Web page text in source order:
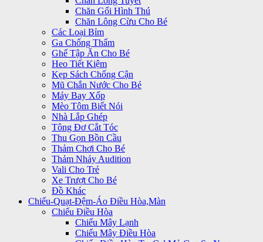
Chăn Gối Hình Thú
Chăn Lông Cừu Cho Bé
Các Loại Bỉm
Ga Chống Thấm
Ghế Tập Ăn Cho Bé
Heo Tiết Kiệm
Kẹp Sách Chống Cận
Mũ Chắn Nước Cho Bé
Máy Bay Xốp
Mèo Tôm Biết Nói
Nhà Lắp Ghép
Tông Đơ Cắt Tóc
Thu Gọn Bồn Cầu
Thảm Chơi Cho Bé
Thảm Nhảy Audition
Vali Cho Trẻ
Xe Trượt Cho Bé
Đồ Khác
Chiếu-Quạt-Đệm-Áo Điều Hòa,Màn
Chiếu Điều Hòa
Chiếu Mây Lạnh
Chiếu Mây Điều Hòa